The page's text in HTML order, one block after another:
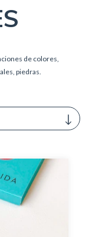
de colores,
piedras.